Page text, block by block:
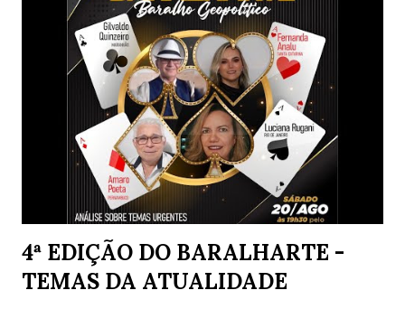
4ª EDIÇÃO DO BARALHARTE -
TEMAS DA ATUALIDADE